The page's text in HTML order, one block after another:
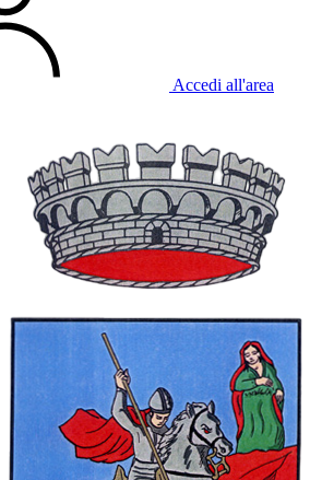
Accedi all'area